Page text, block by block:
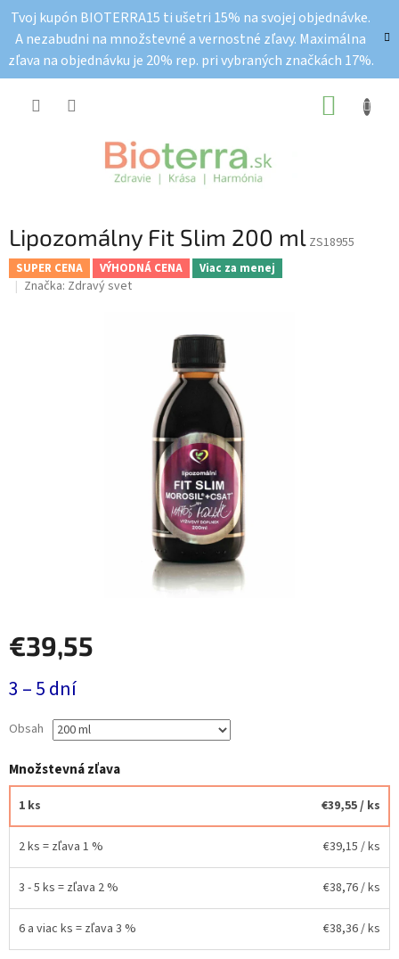
obsah
Tvoj kupón BIOTERRA15 ti ušetri 15% na svojej objednávke.
A nezabudni na množstevné a vernostné zľavy. Maximálna
zľava na objednávku je 20% rep. pri vybraných značkách 17%.
Lipozomálny Fit Slim 200 ml ZS18955
SUPER CENA VÝHODNÁ CENA Viac za menej
Značka: Zdravý svet
€39,55
cena:
3 – 5 dní
Obsah
Množstevná zľava
1 ks €39,55/ ks
2 ks = zľava 1 % €39,15 / ks
3 - 5 ks = zľava 2 % €38,76/ ks
6 a viac ks = zľava 3 % €38,36/ ks